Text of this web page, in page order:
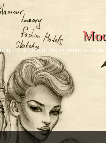
informativo nos segmentos de